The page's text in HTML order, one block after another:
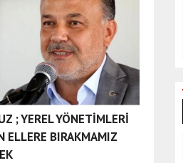
; YEREL YÖNETİMLERİ
ELLERE BIRAKMAMIZ